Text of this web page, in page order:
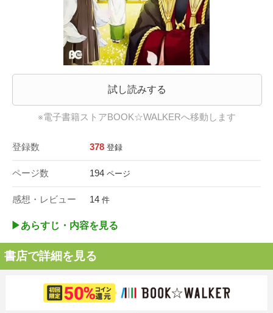
試し読みする
※電子書籍ストアBOOK☆WALKERへ移動します
登録数 378 登録
ページ数 194 ページ
感想・レビュー 14 件
▶︎あらすじ・内容を見る
書店で詳細を見る